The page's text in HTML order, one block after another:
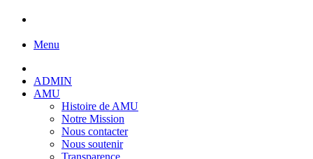
Menu
ADMIN
AMU
Histoire de AMU
Notre Mission
Nous contacter
Nous soutenir